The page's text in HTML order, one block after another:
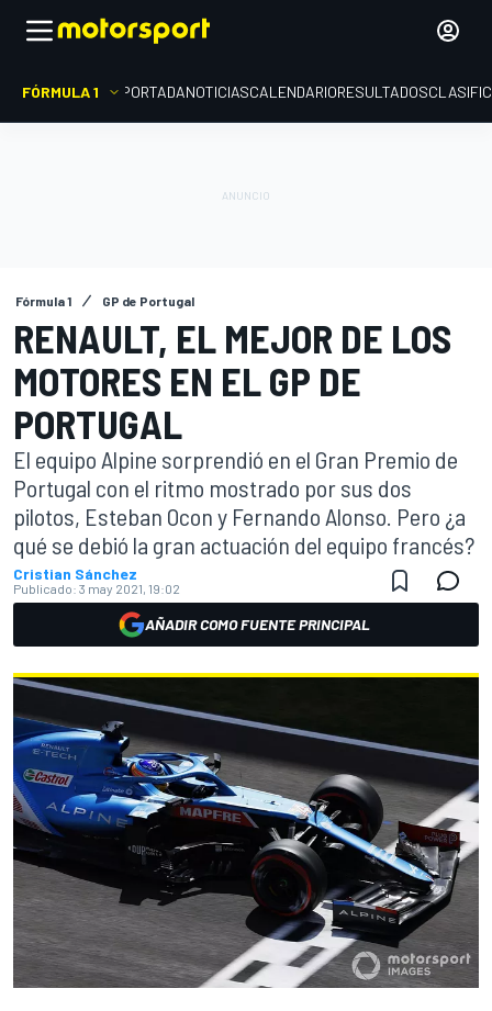
FÓRMULA 1 PORTADANOTICIASCALENDARIORESULTADOS
Fórmula 1 GP de Portugal
RENAULT, EL MEJOR DE LOS
MOTORES EN EL GP DE
PORTUGAL
El equipo Alpine sorprendió en el Gran Premio de
Portugal con el ritmo mostrado por sus dos
pilotos, Esteban Ocon y Fernando Alonso. Pero ¿a
qué se debió la gran actuación del equipo francés?
Cristian Sánchez
Publicado: 3 may 2021, 19:02
AÑADIR COMO FUENTE PRINCIPAL